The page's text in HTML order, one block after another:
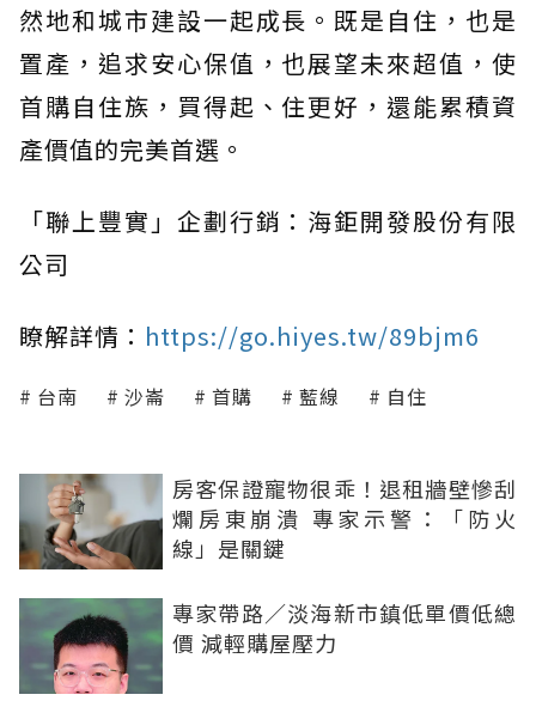
然地和城市建設一起成長。既是自住，也是
置產，追求安心保值，也展望未來超值，使
首購自住族，買得起、住更好，還能累積資
產價值的完美首選。
「聯上豐實」企劃行銷：海鉅開發股份有限
公司
瞭解詳情： https://go.hiyes.tw/89bjm6
台南 沙崙 首購 藍線 自住
房客保證寵物很乖！退租牆壁慘刮
爛房東崩潰 專家示警：「防火
線」是關鍵
專家帶路／淡海新市鎮低單價低總
價 減輕購屋壓力